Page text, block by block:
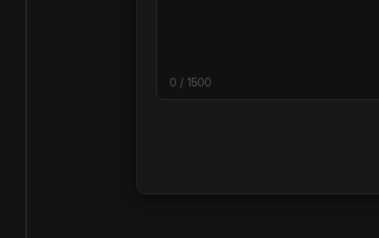
0 / 1500